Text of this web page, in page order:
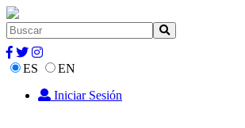
ES
EN
Iniciar Sesión